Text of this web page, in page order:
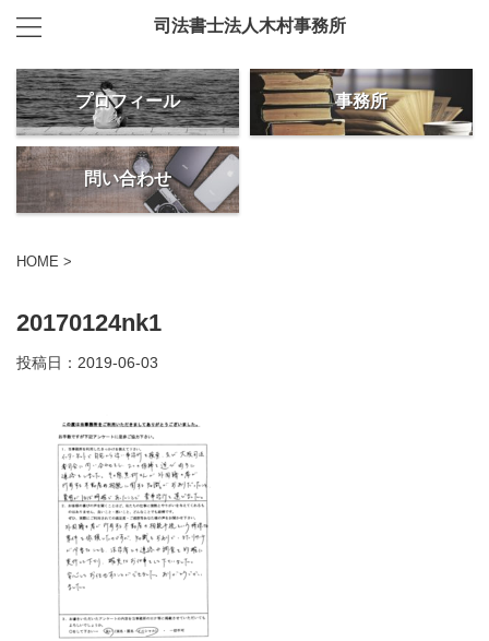
司法書士法人木村事務所
プロフィール 事務所
問い合わせ
HOME >
20170124nk1
投稿日： 2019-06-03